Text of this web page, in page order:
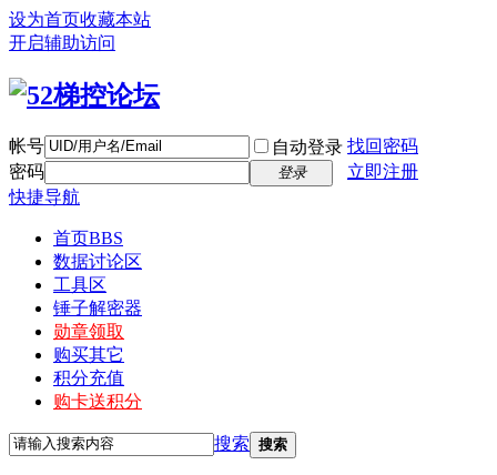
设为首页收藏本站
开启辅助访问
帐号 自动登录 找回密码
密码
登录
立即注册
快捷导航
首页BBS
数据讨论区
工具区
锤子解密器
勋章领取
购买其它
积分充值
购卡送积分
搜索 搜索